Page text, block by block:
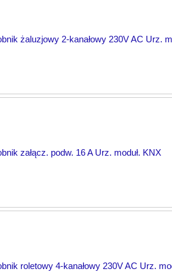
żaluzjowy 2-kanałowy 230V AC Urz.
załącz. podw. 16 A Urz. moduł. KNX
roletowy 4-kanałowy 230V AC Urz.